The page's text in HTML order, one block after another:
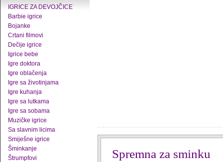
IGRICE ZA DEVOJČICE
Barbie igrice
Bojanke
Crtani filmovi
Dečije igrice
Igrice bebe
Igre doktora
Igre oblačenja
Igre sa životinjama
Igre kuhanja
Igre sa lutkama
Igre sa sobama
Muzičke igrice
Sa slavnim licima
Smiješne igrice
Šminkanje
Štrumpfovi
Spremna za sminku